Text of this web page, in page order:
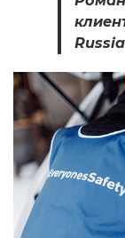
Russia